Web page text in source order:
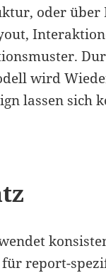
oder über
wird
lassen sich
report-